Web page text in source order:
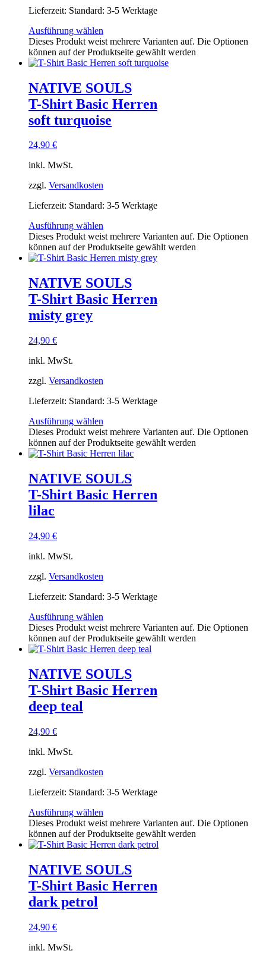
Lieferzeit: Standard: 3-5 Werktage
Ausführung wählen
Dieses Produkt weist mehrere Varianten auf. Die Optionen
können auf der Produktseite gewählt werden
NATIVE SOULS
T-Shirt Basic Herren
soft turquoise
24,90 €
inkl. MwSt.
zzgl. Versandkosten
Lieferzeit: Standard: 3-5 Werktage
Ausführung wählen
Dieses Produkt weist mehrere Varianten auf. Die Optionen
können auf der Produktseite gewählt werden
NATIVE SOULS
T-Shirt Basic Herren
misty grey
24,90 €
inkl. MwSt.
zzgl. Versandkosten
Lieferzeit: Standard: 3-5 Werktage
Ausführung wählen
Dieses Produkt weist mehrere Varianten auf. Die Optionen
können auf der Produktseite gewählt werden
NATIVE SOULS
T-Shirt Basic Herren
lilac
24,90 €
inkl. MwSt.
zzgl. Versandkosten
Lieferzeit: Standard: 3-5 Werktage
Ausführung wählen
Dieses Produkt weist mehrere Varianten auf. Die Optionen
können auf der Produktseite gewählt werden
NATIVE SOULS
T-Shirt Basic Herren
deep teal
24,90 €
inkl. MwSt.
zzgl. Versandkosten
Lieferzeit: Standard: 3-5 Werktage
Ausführung wählen
Dieses Produkt weist mehrere Varianten auf. Die Optionen
können auf der Produktseite gewählt werden
NATIVE SOULS
T-Shirt Basic Herren
dark petrol
24,90 €
inkl. MwSt.